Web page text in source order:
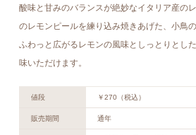
酸味と甘みのバランスが絶妙なイタリア産の
のレモンピールを練り込み焼きあげた、小鳥
ふわっと広がるレモンの風味としっとりとし
味いただけます。
値段 ￥270（税込）
販売期間 通年